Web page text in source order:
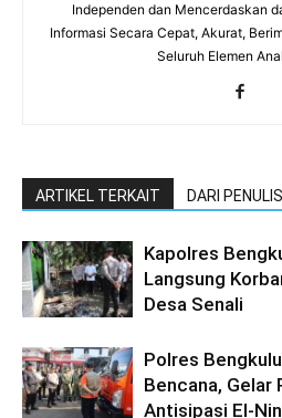
Independen dan Mencerdaskan
Informasi Secara Cepat, Akurat,
Seluruh Elemen
ARTIKEL TERKAIT DARI PENULIS
Kapolres
Langsung
Desa Senali
Polres
Bencana, Gelar
Antisipasi El-